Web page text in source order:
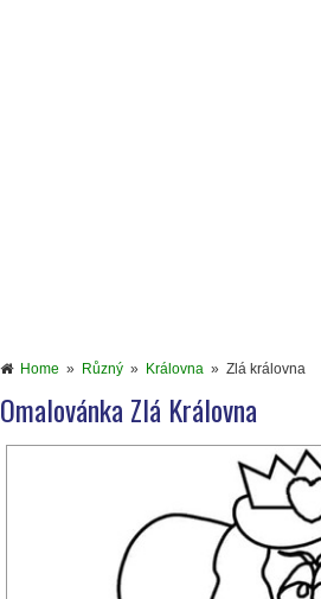
Home » Různý » Královna » Zlá královna
Omalovánka Zlá Královna